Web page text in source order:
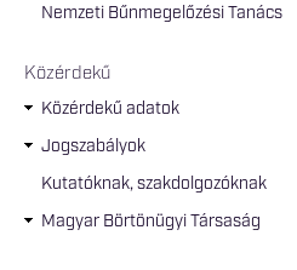
Nemzeti Bűnmegelőzési Tanács
Közérdekű
Közérdekű adatok
Jogszabályok
Kutatóknak, szakdolgozóknak
Magyar Börtönügyi Társaság